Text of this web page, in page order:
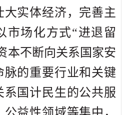
大实体经济，完善主
市场化方式“进退留
本不断向关系国家安
脉的重要行业和关键
系国计民生的公共服